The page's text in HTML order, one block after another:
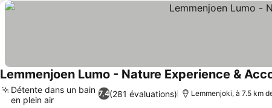
Lemmenjoen Lumo - Nature Experience &
7,4(281 évaluations)
Détente dans un bain
en plein air
Lemmenjoki, à 7.5 km